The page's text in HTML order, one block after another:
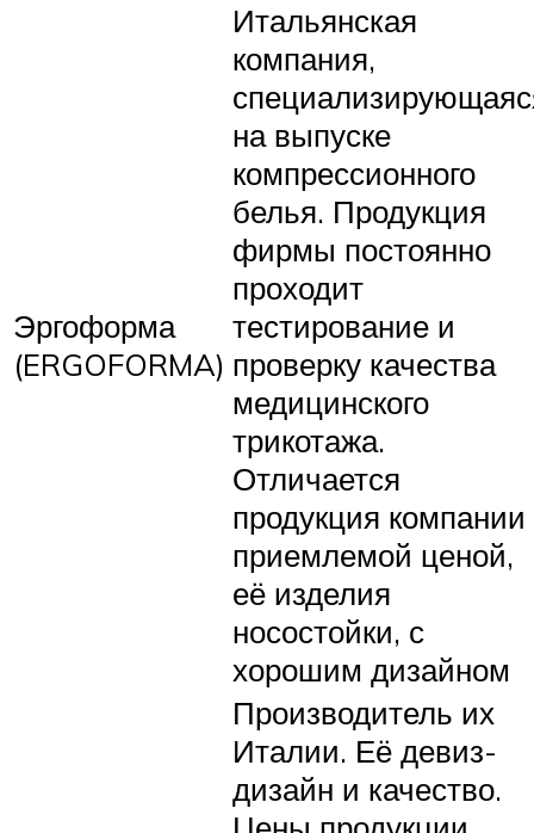
Эргоформа
(ERGOFORMA)
Итальянская
компания,
на выпуске
компрессионного
белья. Продукция
фирмы постоянно
проходит
тестирование и
проверку качества
медицинского
трикотажа.
Отличается
продукция компании
приемлемой ценой,
её изделия
носостойки, с
хорошим дизайном
Производитель их
Италии. Её девиз-
дизайн и качество.